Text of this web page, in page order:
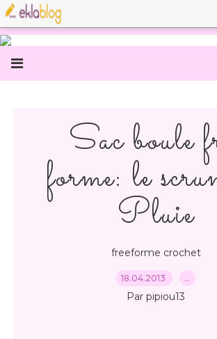
Sac boule
forme: le
Pluie
freeforme crochet
18.04.2013 …
Par pipiou13